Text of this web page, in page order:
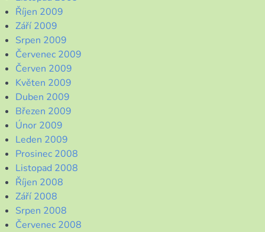
Říjen 2009
Září 2009
Srpen 2009
Červenec 2009
Červen 2009
Květen 2009
Duben 2009
Březen 2009
Únor 2009
Leden 2009
Prosinec 2008
Listopad 2008
Říjen 2008
Září 2008
Srpen 2008
Červenec 2008